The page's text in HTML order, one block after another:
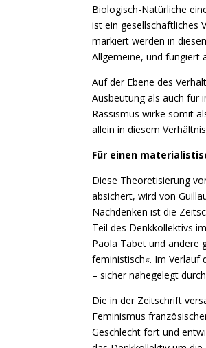
Biologisch-Natürliche
ist ein gesellschaftliches
markiert werden in
Allgemeine, und fungiert
Auf der Ebene des
Ausbeutung als auch für
Rassismus wirke somit
allein in diesem
Für einen
Diese Theoretisierung
absichert, wird von
Nachdenken ist die
Teil des Denkkollektivs
Paola Tabet und andere
feministisch«. Im Verlauf
– sicher nahegelegt
Die in der Zeitschrift
Feminismus
Geschlecht fort und